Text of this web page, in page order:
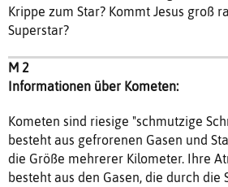
Krippe zum Star? Kommt Jesus groß
Superstar?
M 2
Informationen über Kometen:
Kometen sind riesige "schmutzige
besteht aus gefrorenen Gasen und
die Größe mehrerer Kilometer. Ihre
besteht aus den Gasen, die durch die